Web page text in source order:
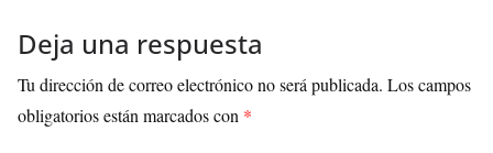
Deja una respuesta
Tu dirección de correo electrónico no será publicada. Los campos
obligatorios están marcados con *